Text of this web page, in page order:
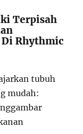
Terpisah
Rhythmic
tubuh
mudah: